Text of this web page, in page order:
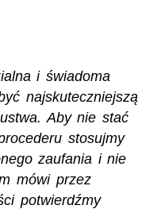
i świadoma
najskuteczniejszą
Aby nie stać
stosujmy
zaufania i nie
mówi przez
potwierdźmy